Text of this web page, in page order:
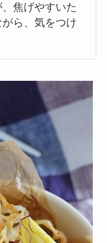
焦げやすいた
ら、気をつけ